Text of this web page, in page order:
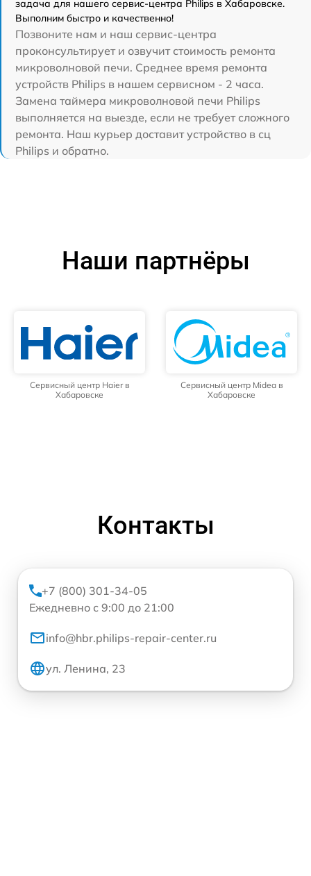
задача для нашего сервис-центра Philips в Хабаровске.
Выполним быстро и качественно!
Позвоните нам и наш сервис-центра
проконсультирует и озвучит стоимость ремонта
микроволновой печи. Среднее время ремонта
устройств Philips в нашем сервисном - 2 часа.
Замена таймера микроволновой печи Philips
выполняется на выезде, если не требует сложного
ремонта. Наш курьер доставит устройство в сц
Philips и обратно.
Наши партнёры
Сервисный центр Haier в
Хабаровске
Сервисный центр Midea в
Хабаровске
Контакты
+7 (800) 301-34-05
Ежедневно с 9:00 до 21:00
info@hbr.philips-repair-center.ru
ул. Ленина, 23